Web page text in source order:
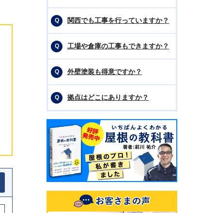
関西でも工事を行っていますか？
工場や倉庫の工事もできますか？
外壁塗装も得意ですか？
拠点はどこにありますか？